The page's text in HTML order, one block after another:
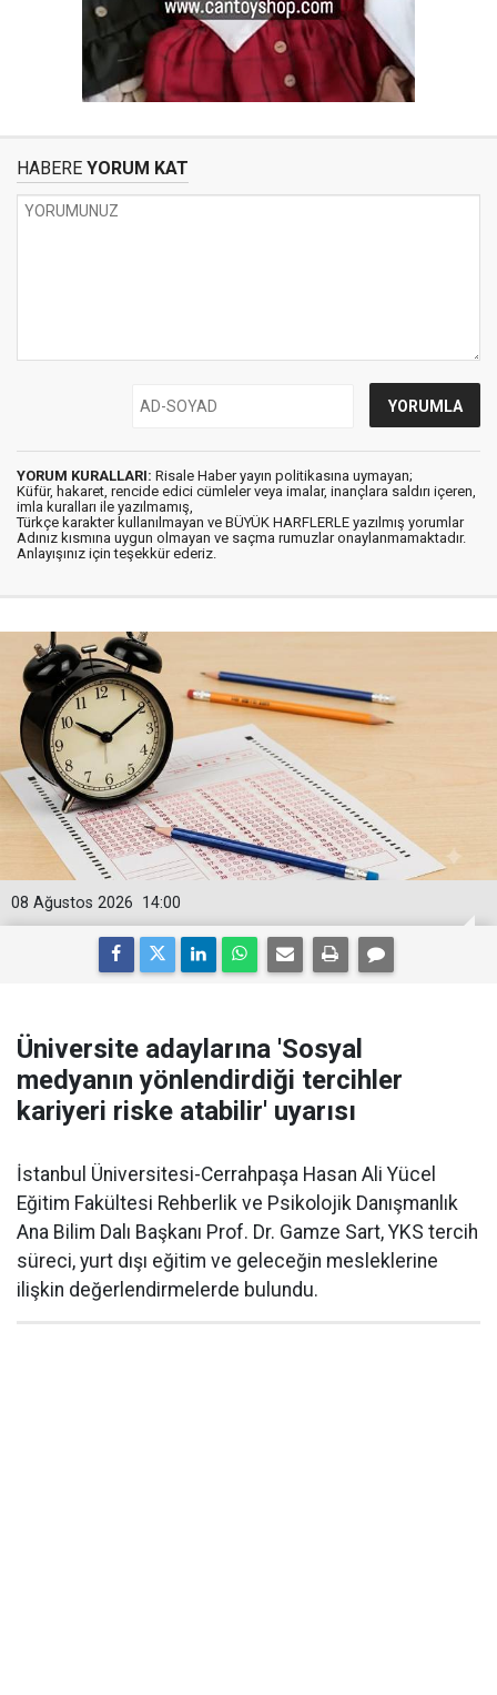
HABERE YORUM KAT
YORUM KURALLARI: Risale Haber yayın politikasına uymayan;
Küfür, hakaret, rencide edici cümleler veya imalar, inançlara saldırı içeren,
imla kuralları ile yazılmamış,
Türkçe karakter kullanılmayan ve BÜYÜK HARFLERLE yazılmış yorumlar
Adınız kısmına uygun olmayan ve saçma rumuzlar onaylanmamaktadır.
Anlayışınız için teşekkür ederiz.
14:00
08 Ağustos 2026
Üniversite adaylarına 'Sosyal
medyanın yönlendirdiği tercihler
kariyeri riske atabilir' uyarısı
İstanbul Üniversitesi-Cerrahpaşa Hasan Ali Yücel
Eğitim Fakültesi Rehberlik ve Psikolojik Danışmanlık
Ana Bilim Dalı Başkanı Prof. Dr. Gamze Sart, YKS tercih
süreci, yurt dışı eğitim ve geleceğin mesleklerine
ilişkin değerlendirmelerde bulundu.